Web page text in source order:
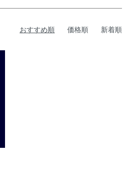
おすすめ順 価格順 新着順